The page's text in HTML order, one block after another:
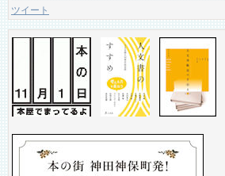
ツイート